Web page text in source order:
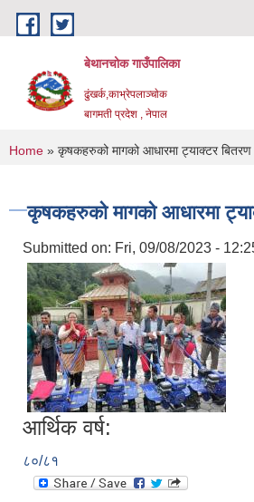
Skip to main content
बेथानचोक गाउँपालिका
ढुंखर्क,काभ्रेपलाञ्चाेक
बागमती प्रदेश , नेपाल
You are here
Home » कृषकहरुको मागको आधारमा ट्याक्टर बितरण
कृषकहरुको मागको आधारमा
Submitted on: Fri, 09/08/2023 -
आर्थिक वर्ष:
८०/८१